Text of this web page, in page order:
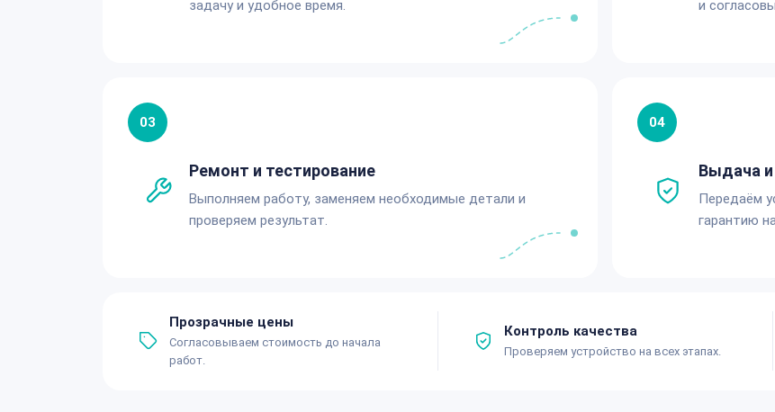
задачу и удобное время.
и
03
Ремонт и тестирование
Выполняем работу, заменяем необходимые детали и
проверяем результат.
04
Выдача и
Передаём
гарантию
Прозрачные цены
Согласовываем стоимость до начала
работ.
Контроль качества
Проверяем устройство на всех этапах.